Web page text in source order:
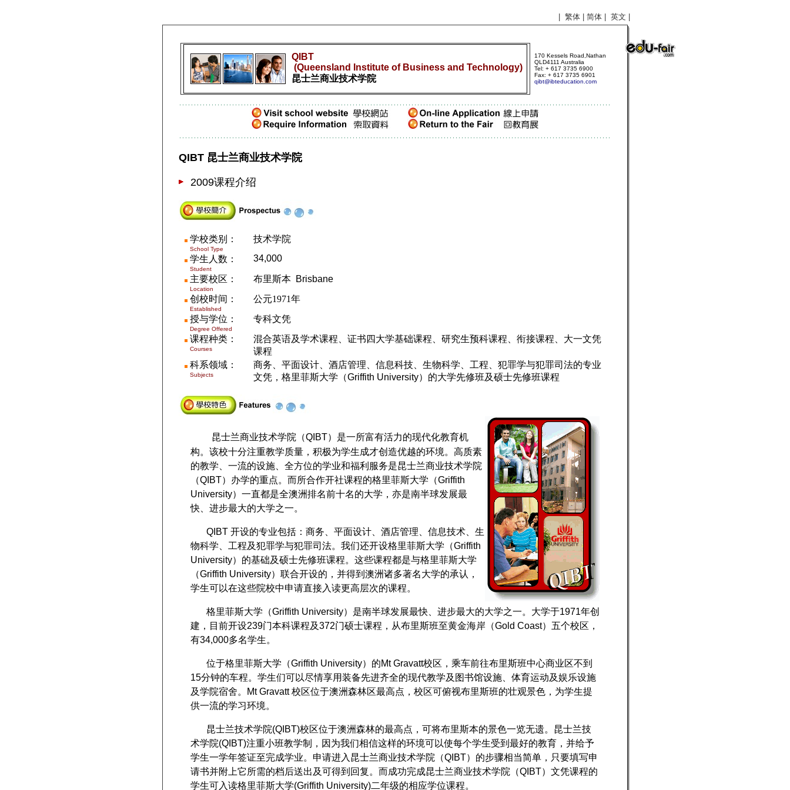
繁体 简体 | 英文 |
QIBT
(Queensland Institute of Business and Technology)
昆士兰商业技术学院
170 Kessels Road,Nathan
QLD4111 Australia
Tel: + 617 3735 6900
Fax: + 617 3735 6901
qibt@ibteducation.com
QIBT 昆士兰商业技术学院
2009课程介绍
学校类别：
School Type
技术学院
学生人数：
Student
34,000
主要校区：
Location
布里斯本Brisbane
创校时间：
Established
公元1971年
授与学位：
Degree Offered
专科文凭
课程种类：
Courses
混合英语及学术课程、证书四大学基础课程、研究生预科课程、衔接课程、大一文凭
课程
科系领域：
Subjects
商务、平面设计、酒店管理、信息科技、生物科学、工程、犯罪学与犯罪司法的专业
文凭，格里菲斯大学（Griffith University）的大学先修班及硕士先修班课程
昆士兰商业技术学院（QIBT）是一所富有活力的现代化教育机
构。该校十分注重教学质量，积极为学生成才创造优越的环境。高质素
的教学、一流的设施、全方位的学业和福利服务是昆士兰商业技术学院
（QIBT）办学的重点。而所合作开社课程的格里菲斯大学（Griffith
University）一直都是全澳洲排名前十名的大学，亦是南半球发展最
快、进步最大的大学之一。
QIBT 开设的专业包括：商务、平面设计、酒店管理、信息技术、生
物科学、工程及犯罪学与犯罪司法。我们还开设格里菲斯大学（Griffith
University）的基础及硕士先修班课程。这些课程都是与格里菲斯大学
（Griffith University）联合开设的，并得到澳洲诸多著名大学的承认，
学生可以在这些院校中申请直接入读更高层次的课程。
格里菲斯大学（Griffith University）是南半球发展最快、进步最大的大学之一。大学于1971年创
建，目前开设239门本科课程及372门硕士课程，从布里斯班至黄金海岸（Gold Coast）五个校区，
有34,000多名学生。
位于格里菲斯大学（Griffith University）的Mt Gravatt校区，乘车前往布里斯班中心商业区不到
15分钟的车程。学生们可以尽情享用装备先进齐全的现代教学及图书馆设施、体育运动及娱乐设施
及学院宿舍。
Mt Gravatt校区位于澳洲森林区最高点，校区可俯视布里斯班的壮观景色，为学生提
供一流的学习环境。
昆士兰技术学院(QIBT)校区位于澳洲森林的最高点，可将布里斯本的景色一览无遗。昆士兰技
术学院(QIBT)注重小班教学制，因为我们相信这样的环境可以使每个学生受到最好的教育，并给予
学生一学年签证至完成学业。申请进入昆士兰商业技术学院（QIBT）的步骤相当简单，只要填写申
请书并附上它所需的档后送出及可得到回复。而成功完成昆士兰商业技术学院（QIBT）文凭课程的
学生可入读格里菲斯大学(Griffith University)二年级的相应学位课程。